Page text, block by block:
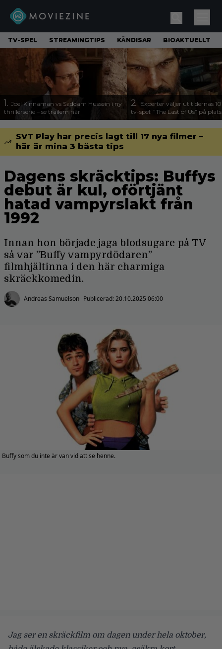
TV-SPEL STREAMINGTIPS KÄNDISAR BIOAKTUELLT
1. Joel Kinnaman vs Saddam Hussein i ny
thrillerserie – se trailern här
2. Experter väljer ut tidernas
tv-spel: ”The Last of Us” på
SVT Play har precis lagt till 17 nya filmer –
här är mina 3 bästa tips
Dagens skräcktips: Buffys
debut är kul, oförtjänt
hatad vampyrslakt från
1992
Innan hon började jaga blodsugare på TV
så var ”Buffy vampyrdödaren”
filmhjältinna i den här charmiga
skräckkomedin.
Andreas Samuelson Publicerad:20.10.2025 06:00
Buffy som du inte är van vid att se henne.
Jag ser en skräckfilm om dagen under hela oktober,